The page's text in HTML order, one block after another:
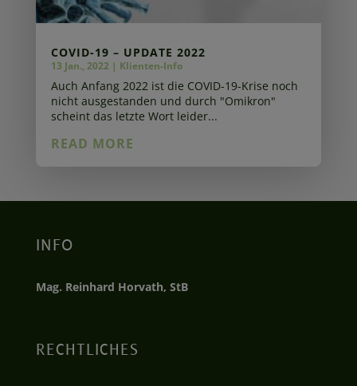
COVID-19 – UPDATE 2022
13 Jan., 2022| Klienten-Info
Auch Anfang 2022 ist die COVID-19-Krise noch
nicht ausgestanden und durch "Omikron"
scheint das letzte Wort leider...
READ MORE
INFO
Mag. Reinhard Horvath, StB
RECHTLICHES